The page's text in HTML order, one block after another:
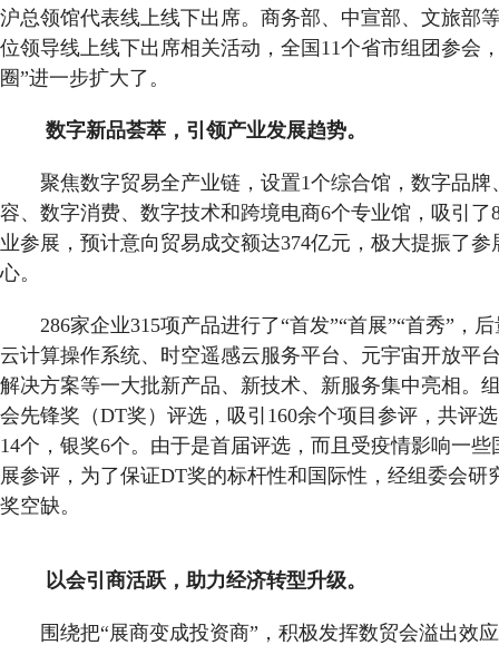
沪总领馆代表线上线下出席。商务部、中宣部、文旅部
位领导线上线下出席相关活动，全国11个省市组团参会
圈”进一步扩大了。
数字新品荟萃，引领产业发展趋势。
聚焦数字贸易全产业链，设置1个综合馆，数字品
容、数字消费、数字技术和跨境电商6个专业馆，吸引了
业参展，预计意向贸易成交额达374亿元，极大提振了
心。
286家企业315项产品进行了“首发”“首展”“首秀”，
云计算操作系统、时空遥感云服务平台、元宇宙开放平
解决方案等一大批新产品、新技术、新服务集中亮相。
会先锋奖（DT奖）评选，吸引160余个项目参评，共评
14个，银奖6个。由于是首届评选，而且受疫情影响一
展参评，为了保证DT奖的标杆性和国际性，经组委会研
奖空缺。
以会引商活跃，助力经济转型升级。
围绕把“展商变成投资商”，积极发挥数贸会溢出效